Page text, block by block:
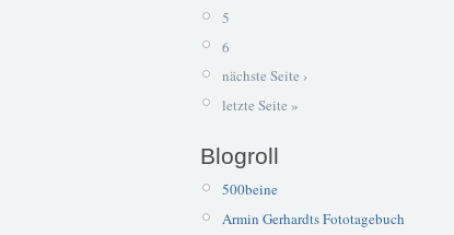
5
6
nächste Seite ›
letzte Seite »
Blogroll
500beine
Armin Gerhardts Fototagebuch